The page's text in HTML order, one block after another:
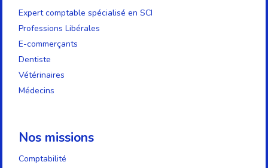
Expert comptable spécialisé en SCI
Professions Libérales
E-commerçants
Dentiste
Vétérinaires
Médecins
Nos missions
Comptabilité